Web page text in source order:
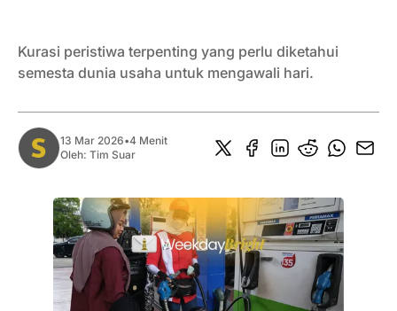
Kurasi peristiwa terpenting yang perlu diketahui
semesta dunia usaha untuk mengawali hari.
13 Mar 2026•4 Menit
Oleh: Tim Suar